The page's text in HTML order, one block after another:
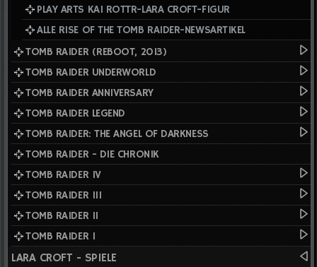
PLAY ARTS KAI ROTTR-LARA CROFT-FIGUR
ALLE RISE OF THE TOMB RAIDER-NEWSARTIKEL
TOMB RAIDER (REBOOT, 2013)
TOMB RAIDER UNDERWORLD
TOMB RAIDER ANNIVERSARY
TOMB RAIDER LEGEND
TOMB RAIDER: THE ANGEL OF DARKNESS
TOMB RAIDER - DIE CHRONIK
TOMB RAIDER IV
TOMB RAIDER III
TOMB RAIDER II
TOMB RAIDER I
LARA CROFT - SPIELE